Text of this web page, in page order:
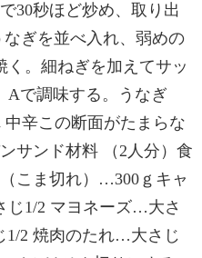
30秒ほど炒め、取り出
ぎを並べ入れ、弱めの
く。細ねぎを加えてサッ
Aで調味する。うなぎ
中辛この断面がたまらな
サンド材料 （2人分）食
こま切れ）…300ｇキャ
1/2 マヨネーズ…大さ
1/2 焼肉のたれ…大さじ